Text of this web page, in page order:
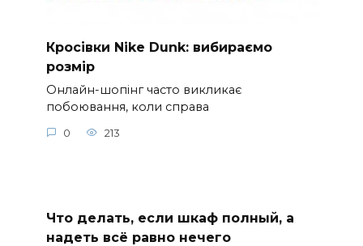
Кросівки Nike Dunk: вибираємо
розмір
Онлайн-шопінг часто викликає
побоювання, коли справа
0 213
Что делать, если шкаф полный, а
надеть всё равно нечего